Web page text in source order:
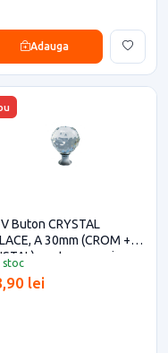
Adauga
stoc
Buton CRYSTAL
A 30mm (CROM +
pentru casa si
lei